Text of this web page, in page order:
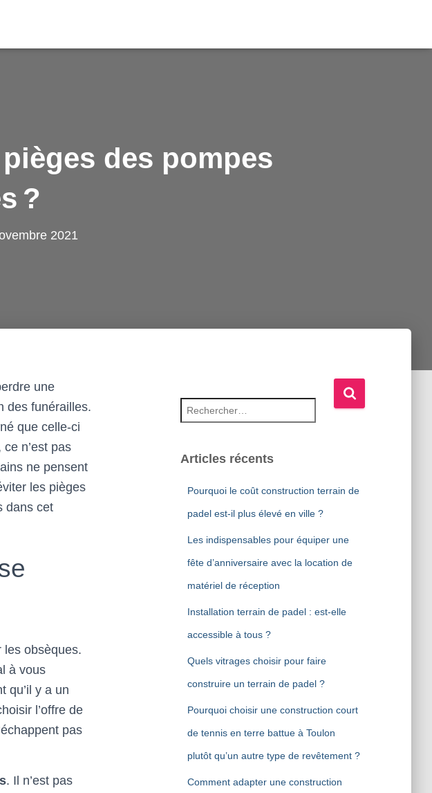
des pompes
?
2021
une
des funérailles.
que celle-ci
n’est pas
ne pensent
les pièges
dans cet
les obsèques.
à vous
qu’il y a un
l’offre de
pas
. Il n’est pas
Articles récents
Pourquoi le coût construction terrain de
padel est-il plus élevé en ville ?
Les indispensables pour équiper une
fête d’anniversaire avec la location de
matériel de réception
Installation terrain de padel : est-elle
accessible à tous ?
Quels vitrages choisir pour faire
construire un terrain de padel ?
Pourquoi choisir une construction court
de tennis en terre battue à Toulon
plutôt qu’un autre type de revêtement ?
Comment adapter une construction